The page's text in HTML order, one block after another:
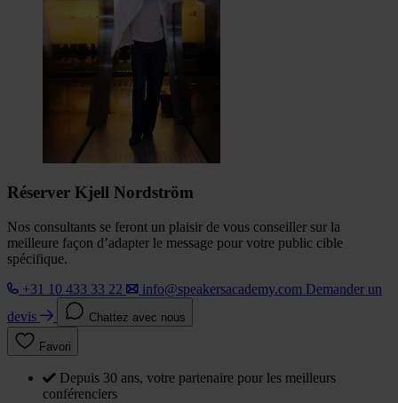
Réserver Kjell Nordström
Nos consultants se feront un plaisir de vous conseiller sur la
meilleure façon d’adapter le message pour votre public cible
spécifique.
+31 10 433 33 22
info@speakersacademy.com Demander un
devis
Chattez avec nous
Favori
Depuis 30 ans, votre partenaire pour les meilleurs
conférenciers